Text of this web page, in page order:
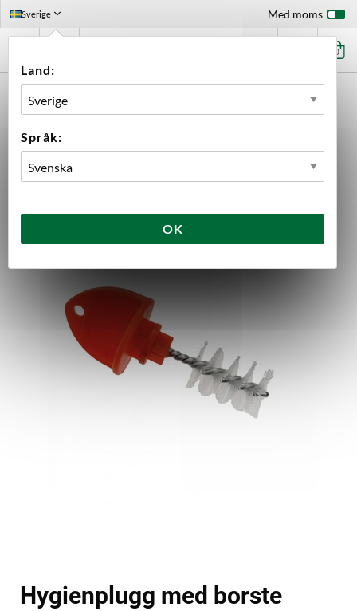
Sverige
Land:
Språk:
OK
Med moms
0
HYGIENPLUGG MED BORSTE
Hygienplugg med borste